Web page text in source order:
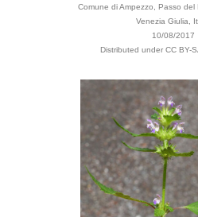
Comune di Ampezzo, Passo
Venezia Giulia,
10/08/2017
Distributed under CC BY-